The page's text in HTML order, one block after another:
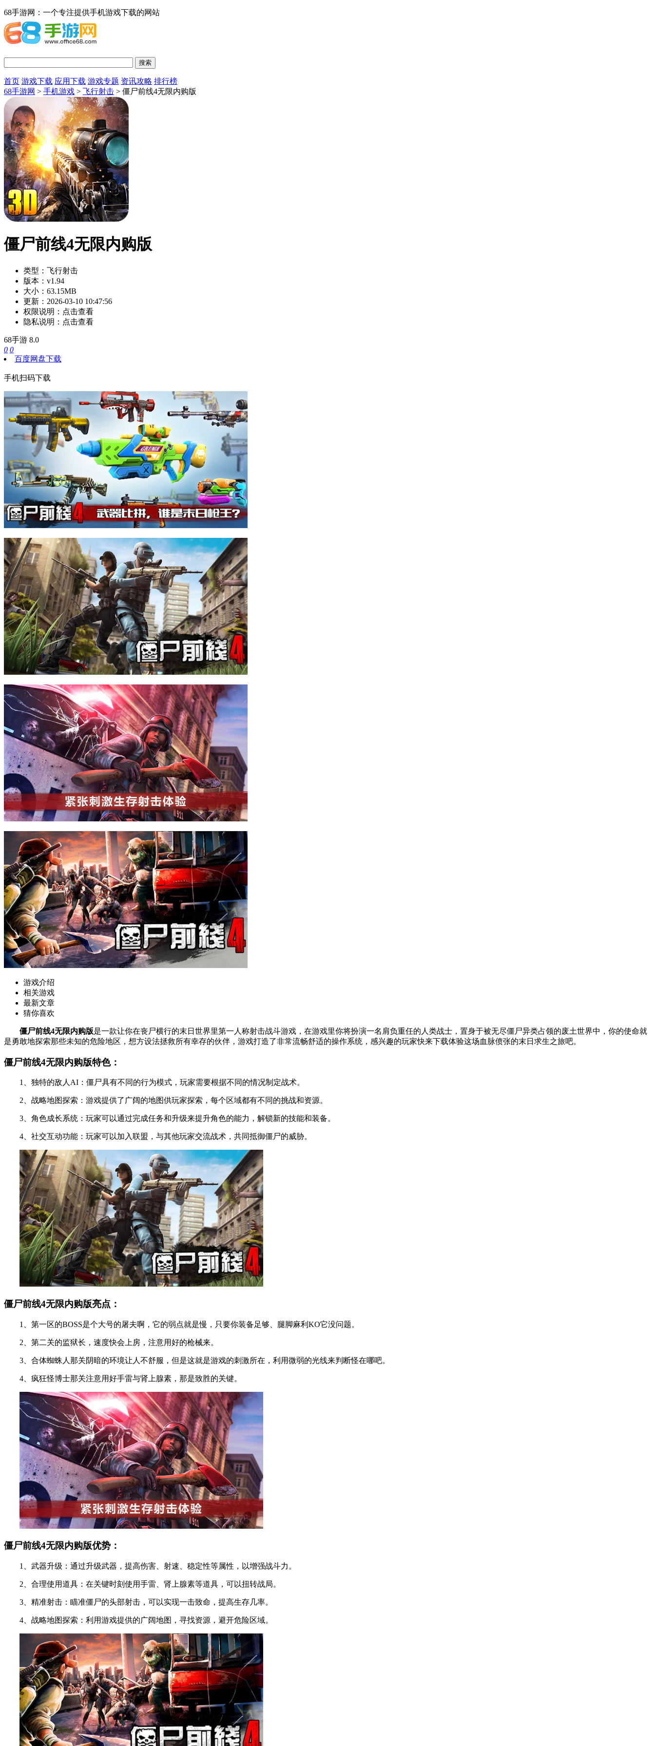
68手游网：一个专注提供手机游戏下载的网站
首页 游戏下载 应用下载 游戏专题 资讯攻略 排行榜
68手游网 > 手机游戏 > 飞行射击 > 僵尸前线4无限内购版
僵尸前线4无限内购版
类型： 飞行射击
版本： v1.94
大小： 63.15MB
更新： 2026-03-10 10:47:56
权限说明： 点击查看
隐私说明： 点击查看
68手游 8.0
0 0
百度网盘下载
手机扫码下载
游戏介绍
相关游戏
最新文章
猜你喜欢
僵尸前线4无限内购版是一款让你在丧尸横行的末日世界里第一人称射击战斗游戏，在游戏里你将扮演一名肩负重任的人类战士，置身于被无尽僵尸异类占领的废土世界中，你的使命就
是勇敢地探索那些未知的危险地区，想方设法拯救所有幸存的伙伴，游戏打造了非常流畅舒适的操作系统，感兴趣的玩家快来下载体验这场血脉偾张的末日求生之旅吧。
僵尸前线4无限内购版特色：
1、独特的敌人AI：僵尸具有不同的行为模式，玩家需要根据不同的情况制定战术。
2、战略地图探索：游戏提供了广阔的地图供玩家探索，每个区域都有不同的挑战和资源。
3、角色成长系统：玩家可以通过完成任务和升级来提升角色的能力，解锁新的技能和装备。
4、社交互动功能：玩家可以加入联盟，与其他玩家交流战术，共同抵御僵尸的威胁。
僵尸前线4无限内购版亮点：
1、第一区的BOSS是个大号的屠夫啊，它的弱点就是慢，只要你装备足够、腿脚麻利KO它没问题。
2、第二关的监狱长，速度快会上房，注意用好的枪械来。
3、合体蜘蛛人那关阴暗的环境让人不舒服，但是这就是游戏的刺激所在，利用微弱的光线来判断怪在哪吧。
4、疯狂怪博士那关注意用好手雷与肾上腺素，那是致胜的关键。
僵尸前线4无限内购版优势：
1、武器升级：通过升级武器，提高伤害、射速、稳定性等属性，以增强战斗力。
2、合理使用道具：在关键时刻使用手雷、肾上腺素等道具，可以扭转战局。
3、精准射击：瞄准僵尸的头部射击，可以实现一击致命，提高生存几率。
4、战略地图探索：利用游戏提供的广阔地图，寻找资源，避开危险区域。